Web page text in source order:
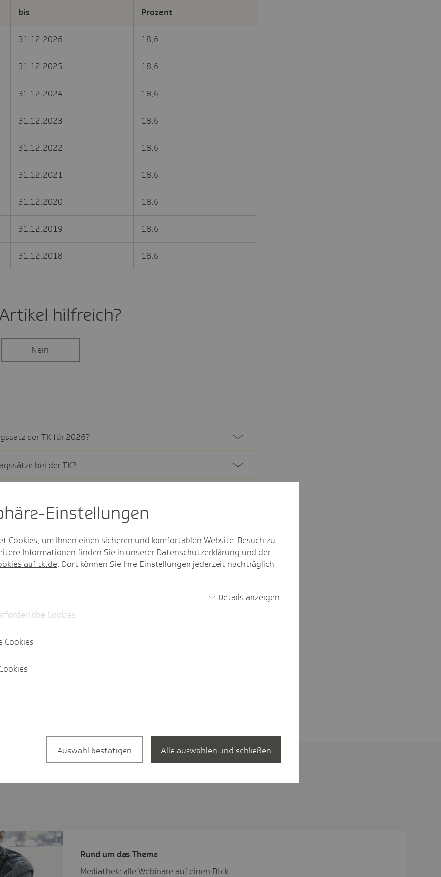
bis Prozent
31.12.2026 18,6
31.12.2025 18,6
31.12.2024 18,6
31.12.2023 18,6
31.12.2022 18,6
31.12.2021 18,6
31.12.2020 18,6
31.12.2019 18,6
31.12.2018 18,6
hilf­reich?
Nein
der TK für 2026?
bei der TK?
in der Pfle­ge­ver­si­che­rung in den letzten Jahren
U1 und U2?
in der Arbeits­lo­sen­ver­si­che­rung?
Mehr anzeigen
Rund um das Thema
Mediathek: alle Webinare auf einen Blick
Einstel­lungen
Cookies, um Ihnen einen sicheren und komfortablen Website-Besuch zu
Informationen finden Sie in unserer Datenschutzerklärung und der
auf tk.de. Dort können Sie Ihre Einstellungen jederzeit nachträglich
Details anzeigen
Cookies
Cookies
Auswahl bestätigen Alle auswählen und schließen